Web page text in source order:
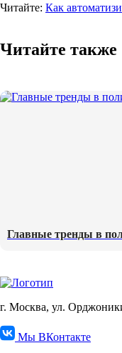
Читайте: Как
Читайте также
Главные тренды в
г. Москва, ул.
Мы ВКонтакте